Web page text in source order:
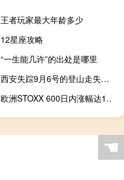
王者玩家最大年龄多少
12星座攻略
“一生能几许”的出处是哪里
西安失踪9月6号的登山走失的女孩找到了吗 失踪的小女孩已找到了
欧洲STOXX 600日内涨幅达1.5%报453.32点
☚